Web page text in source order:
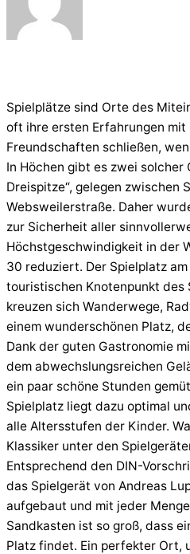
Spielplätze sind Orte des
oft ihre ersten Erfahrungen
Freundschaften schließen,
In Höchen gibt es zwei solcher
Dreispitze“, gelegen zwischen
Websweilerstraße. Daher
zur Sicherheit aller
Höchstgeschwindigkeit in der
30 reduziert. Der Spielplatz
touristischen Knotenpunkt des
kreuzen sich Wanderwege,
einem wunderschönen Platz,
Dank der guten Gastronomie
dem abwechslungsreichen
ein paar schöne Stunden
Spielplatz liegt dazu optimal
alle Altersstufen der Kinder.
Klassiker unter den
Entsprechend den DIN-
das Spielgerät von Andreas
aufgebaut und mit jeder
Sandkasten ist so groß, dass
Platz findet. Ein perfekter Ort,